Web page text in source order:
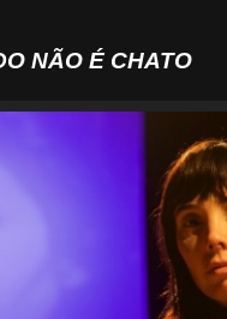
NÃO É CHATO